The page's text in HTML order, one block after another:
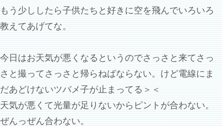
もう少ししたら子供たちと好きに空を飛んでいろいろ
教えてあげてな。
今日はお天気が悪くなるというのでさっさと来てさっ
さと撮ってさっさと帰らねばならない。けど電線にま
だあどけないツバメ子が止まってる＞＜
天気が悪くて光量が足りないからピントが合わない。
ぜんっぜん合わない。